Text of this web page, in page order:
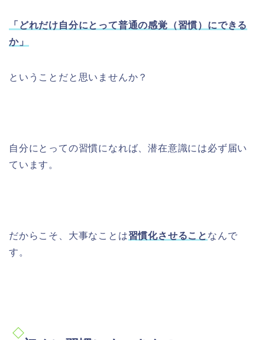
「どれだけ自分にとって普通の感覚（習慣）にできる
か」
ということだと思いませんか？
自分にとっての習慣になれば、潜在意識には必ず届い
ています。
だからこそ、大事なことは習慣化させること なんで
す。